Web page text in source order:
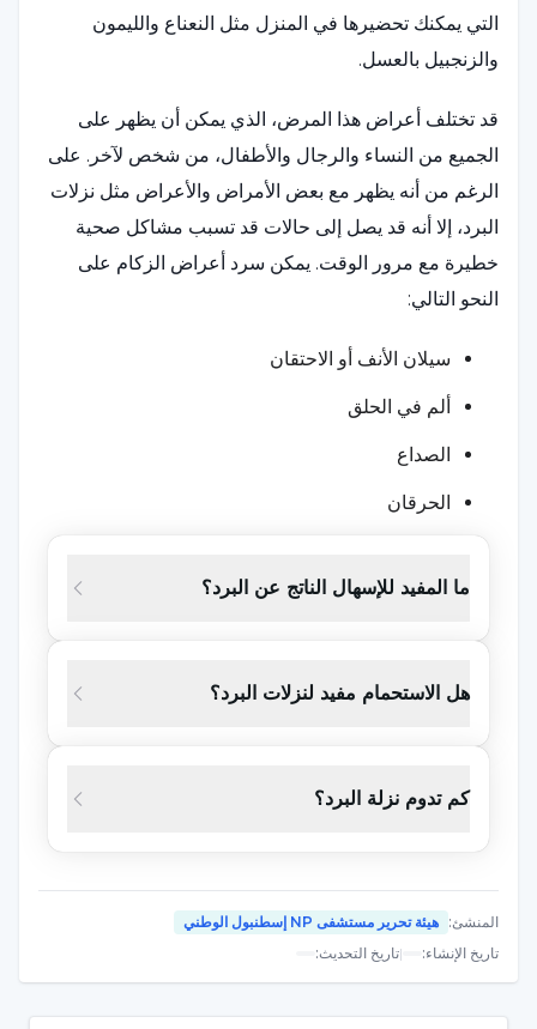
التي يمكنك تحضيرها في المنزل مثل النعناع والليمون
والزنجبيل بالعسل.
قد تختلف أعراض هذا المرض، الذي يمكن أن يظهر على
الجميع من النساء والرجال والأطفال، من شخص لآخر. على
الرغم من أنه يظهر مع بعض الأمراض والأعراض مثل نزلات
البرد، إلا أنه قد يصل إلى حالات قد تسبب مشاكل صحية
خطيرة مع مرور الوقت. يمكن سرد أعراض الزكام على
النحو التالي:
سيلان الأنف أو الاحتقان
ألم في الحلق
الصداع
الحرقان
الضعف والإرهاق
ألم في البطن
بالإضافة إلى ذلك، لدى بعض الأشخاص؛ نظرًا لأن ظهور
قد يؤدي إلى مشاكل وأمراض مختلفة، يجب فحص الشخص
من قبل طبيب متخصص دون إضاعة الوقت.
ما هو جيد للبرد؟
ما المفيد للإسهال الناتج عن البرد؟
هل الاستحمام مفيد لنزلات البرد؟
كم تدوم نزلة البرد؟
المنشئ: هيئة تحرير مستشفى NP إسطنبول الوطني
تاريخ الإنشاء:
|تاريخ التحديث: